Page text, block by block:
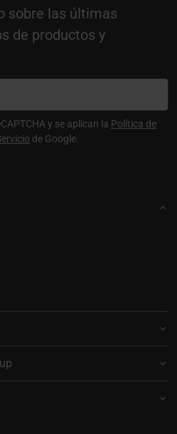
sobre las últimas
de productos y
y se aplican la Política de
de Google.